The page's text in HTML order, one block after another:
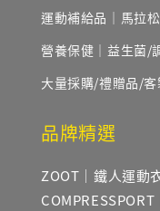
運動補給品｜馬拉
營養保健｜益生菌/
大量採購/禮贈品/
品牌精選
ZOOT｜鐵人運動